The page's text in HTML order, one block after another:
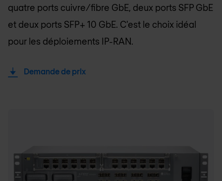
quatre ports cuivre/fibre GbE, deux ports SFP GbE
et deux ports SFP+ 10 GbE. C'est le choix idéal
pour les déploiements IP-RAN.
Demande de prix